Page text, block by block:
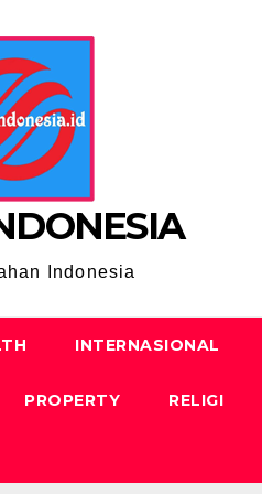
Indonesia
INTERNASIONAL
PROPERTY RELIGI